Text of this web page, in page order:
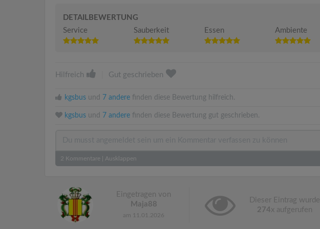
DETAILBEWERTUNG
Service
Sauberkeit Essen Ambiente
Hilfreich Gut geschrieben
kgsbus und 7 andere finden diese Bewertung hilfreich.
kgsbus und 7 andere finden diese Bewertung gut geschrieben.
2 Kommentare Ausklappen
Eingetragen von
Maja88
am 11.01.2026
Dieser Eintrag wurde
274x aufgerufen